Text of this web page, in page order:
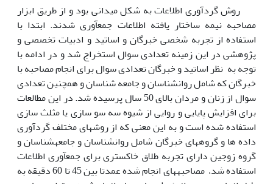
روش گردآوری اطلاعات به شکل میدانی بود و از طریق ابزار
مصاحبه نیمه ساختار یافته اطلاعات جمع­آوری شدند. ابتدا با
استفاده از تجربه شخصی خبرگان و اساتید و ادبیات تخصصی و
پژوهشی در این زمینه تعدادی سوال استخراج شد و در ادامه با
توجه به نظر اساتید و خبرگان تعدادی سوال برای انجام مصاحبه با
خبرگان که شامل روانشناسان و جامعه شناسان و همچنین تعدادی
سوال از زنان و مردان بالای 50 سال پرسیده شد. در این مطالعات
برای افزایش پایایی و روایی از شیوه سه سو سازی یا مثلث سازی
استفاده شده است و به این معنی که از روش­های مختلف گردآوری
داده ها و گروه­های خبرگان شامل روانشناسان و جامعه­شناسان و
گروه زوجین دارای تجربه طلاق خاکستری برای جمع­آوری اطلاعات
استفاده شد، مصاحبه­های انجام شده عمدتا بین 45 تا 60 دقیقه به